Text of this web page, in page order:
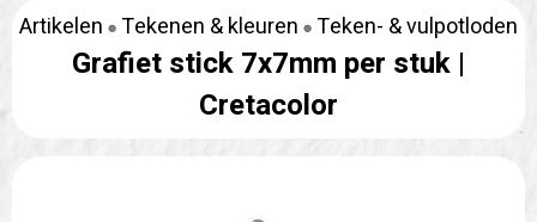
Artikelen Tekenen & kleuren Teken- & vulpotloden
Grafiet stick 7x7mm per stuk |
Cretacolor